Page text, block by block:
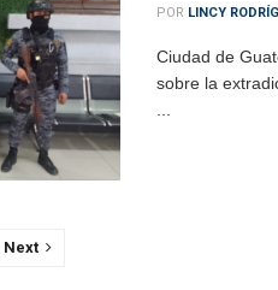
POR LINCY
Ciudad de
sobre la
Next